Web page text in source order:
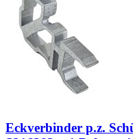
Eckverbinder p.z.